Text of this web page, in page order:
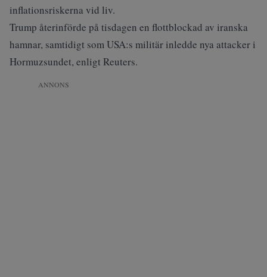
inflationsriskerna vid liv.
Trump återinförde på tisdagen en flottblockad av iranska
hamnar, samtidigt som USA:s militär inledde nya attacker i
Hormuzsundet, enligt Reuters.
ANNONS